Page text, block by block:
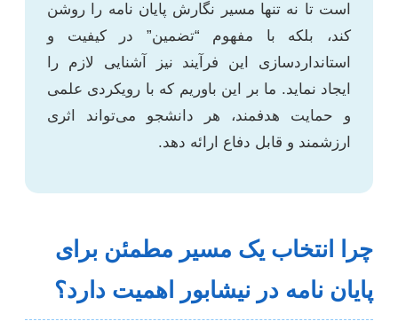
است تا نه تنها مسیر نگارش پایان نامه را روشن
کند، بلکه با مفهوم “تضمین” در کیفیت و
استانداردسازی این فرآیند نیز آشنایی لازم را
ایجاد نماید. ما بر این باوریم که با رویکردی علمی
و حمایت هدفمند، هر دانشجو می‌تواند اثری
ارزشمند و قابل دفاع ارائه دهد.
چرا انتخاب یک مسیر مطمئن برای
پایان نامه در نیشابور اهمیت دارد؟